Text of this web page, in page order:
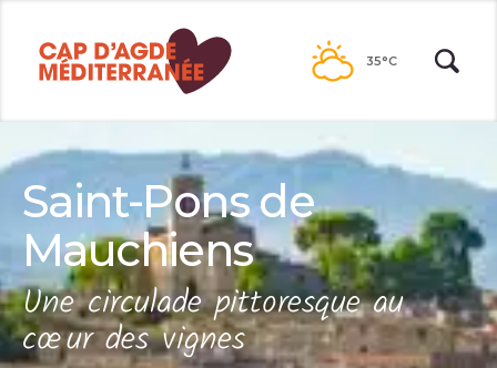
contenu
35°C
Saint-Pons de
Mauchiens
Une circulade pittoresque au
cœur des vignes